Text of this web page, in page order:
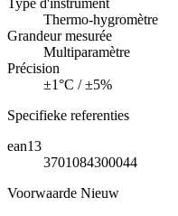
Type d'instrument
Thermo-hygromètre
Grandeur mesurée
Multiparamètre
Précision
±1°C / ±5%
Specifieke referenties
ean13
3701084300044
Voorwaarde Nieuw